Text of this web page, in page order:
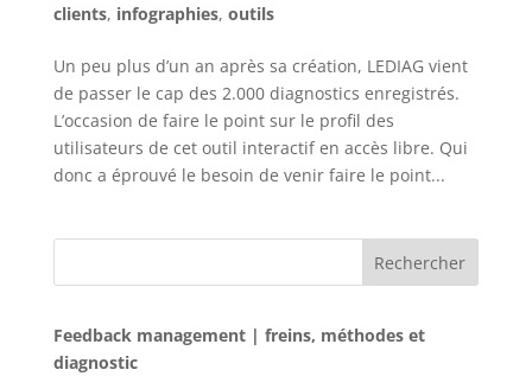
clients, infographies, outils
Un peu plus d’un an après sa création, LEDIAG vient
de passer le cap des 2.000 diagnostics enregistrés.
L’occasion de faire le point sur le profil des
utilisateurs de cet outil interactif en accès libre. Qui
donc a éprouvé le besoin de venir faire le point...
Rechercher
Feedback management | freins, méthodes et
diagnostic